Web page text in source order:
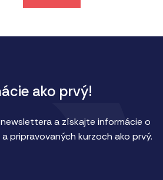
ako prvý!
a získajte informácie o
pripravovaných kurzoch ako prvý.